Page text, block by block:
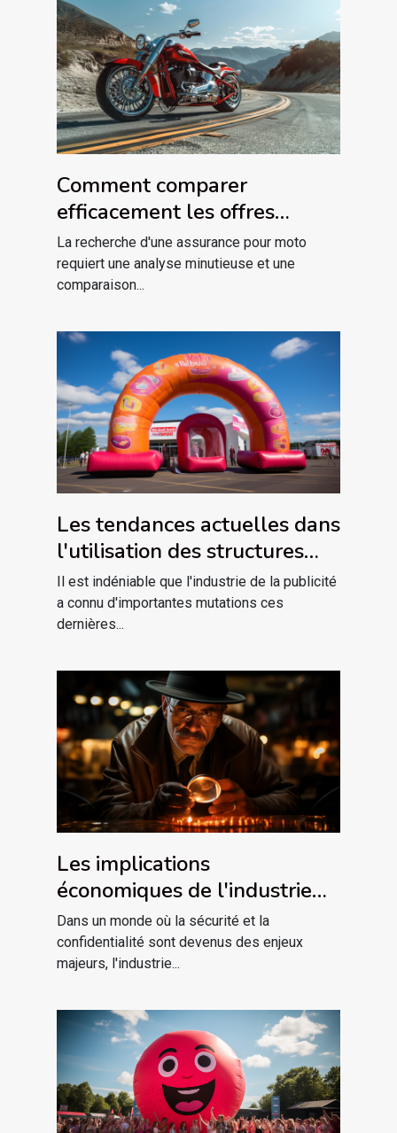
Comment comparer
efficacement les offres
d'assurance pour motos
La recherche d'une assurance pour moto
requiert une analyse minutieuse et une
comparaison...
Les tendances actuelles dans
l'utilisation des structures
gonflables pour la publicité
Il est indéniable que l'industrie de la publicité
a connu d'importantes mutations ces
dernières...
Les implications
économiques de l'industrie
de la détective privée sur le
marché du travail à Lyon
Dans un monde où la sécurité et la
confidentialité sont devenus des enjeux
majeurs, l'industrie...